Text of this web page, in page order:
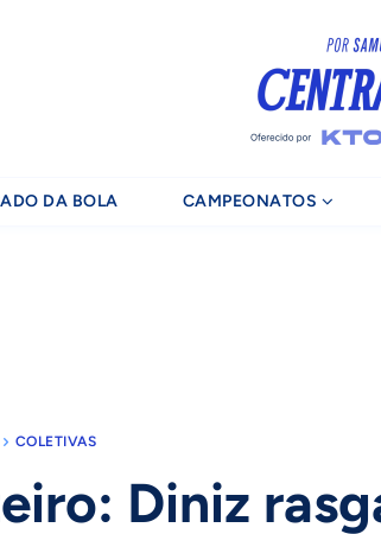
DA BOLA CAMPEONATOS
COLETIVAS
Diniz